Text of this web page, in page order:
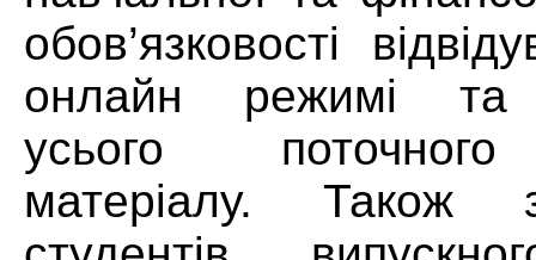
обов’язковості
онлайн режимі та
усього
матеріалу. Також